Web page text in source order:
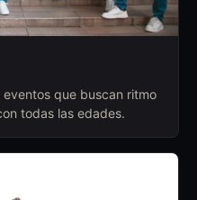
que buscan ritmo
todas las edades.